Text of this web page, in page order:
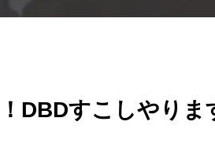
DBDすこしやりま